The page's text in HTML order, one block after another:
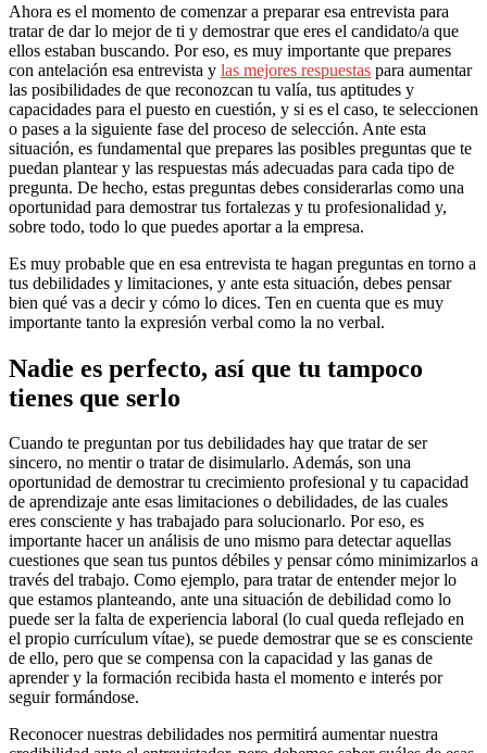
Ahora es el momento de comenzar a preparar esa entrevista para
tratar de dar lo mejor de ti y demostrar que eres el candidato/a que
ellos estaban buscando. Por eso, es muy importante que prepares
con antelación esa entrevista y las mejores respuestas para aumentar
las posibilidades de que reconozcan tu valía, tus aptitudes y
capacidades para el puesto en cuestión, y si es el caso, te seleccionen
o pases a la siguiente fase del proceso de selección. Ante esta
situación, es fundamental que prepares las posibles preguntas que te
puedan plantear y las respuestas más adecuadas para cada tipo de
pregunta. De hecho, estas preguntas debes considerarlas como una
oportunidad para demostrar tus fortalezas y tu profesionalidad y,
sobre todo, todo lo que puedes aportar a la empresa.
Es muy probable que en esa entrevista te hagan preguntas en torno a
tus debilidades y limitaciones, y ante esta situación, debes pensar
bien qué vas a decir y cómo lo dices. Ten en cuenta que es muy
importante tanto la expresión verbal como la no verbal.
Nadie es perfecto, así que tu tampoco
tienes que serlo
Cuando te preguntan por tus debilidades hay que tratar de ser
sincero, no mentir o tratar de disimularlo. Además, son una
oportunidad de demostrar tu crecimiento profesional y tu capacidad
de aprendizaje ante esas limitaciones o debilidades, de las cuales
eres consciente y has trabajado para solucionarlo. Por eso, es
importante hacer un análisis de uno mismo para detectar aquellas
cuestiones que sean tus puntos débiles y pensar cómo minimizarlos a
través del trabajo. Como ejemplo, para tratar de entender mejor lo
que estamos planteando, ante una situación de debilidad como lo
puede ser la falta de experiencia laboral (lo cual queda reflejado en
el propio currículum vítae), se puede demostrar que se es consciente
de ello, pero que se compensa con la capacidad y las ganas de
aprender y la formación recibida hasta el momento e interés por
seguir formándose.
Reconocer nuestras debilidades nos permitirá aumentar nuestra